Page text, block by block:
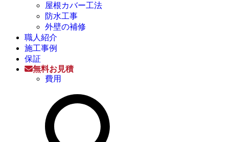
屋根カバー工法
防水工事
外壁の補修
職人紹介
施工事例
保証
無料お見積
費用